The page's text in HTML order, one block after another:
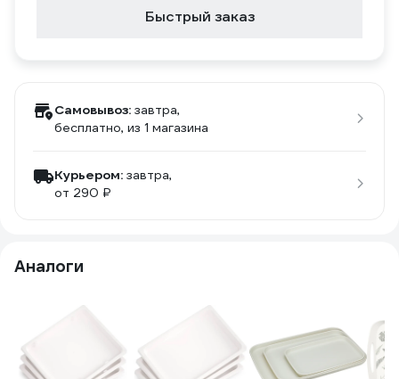
Быстрый заказ
Самовывоз: завтра,
бесплатно, из 1 магазина
Курьером: завтра,
от 290 ₽
Аналоги